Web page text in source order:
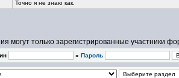
Точно я не знаю как.
могут только зарегистрированные участники
» Пароль